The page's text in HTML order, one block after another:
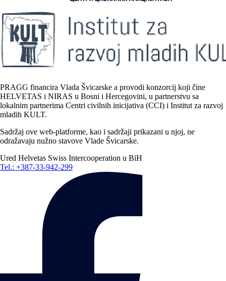
PRAGG financira Vlada Švicarske a provodi konzorcij koji čine
HELVETAS i NIRAS u Bosni i Hercegovini, u partnerstvu sa
lokalnim partnerima Centri civilnih inicijativa (CCI) i Institut za razvoj
mladih KULT.
Sadržaj ove web-platforme, kao i sadržaji prikazani u njoj, ne
odražavaju nužno stavove Vlade Švicarske.
Ured Helvetas Swiss Intercooperation u BiH
Tel.: +387-33-942-299